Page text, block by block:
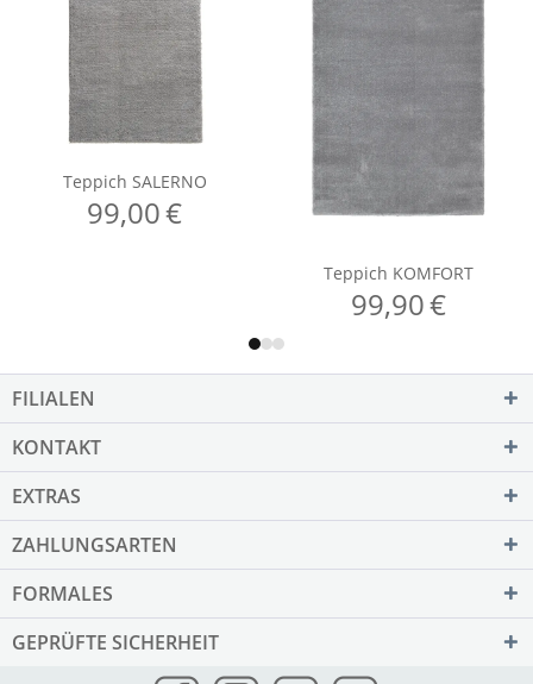
FILIALEN
KONTAKT
EXTRAS
ZAHLUNGSARTEN
FORMALES
GEPRÜFTE SICHERHEIT